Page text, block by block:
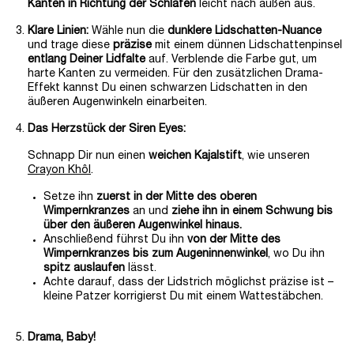
Kanten in Richtung der Schläfen leicht nach außen aus.
Klare Linien: Wähle nun die dunklere Lidschatten-Nuance
und trage diese präzise mit einem dünnen Lidschattenpinsel
entlang Deiner Lidfalteauf. Verblende die Farbe gut, um
harte Kanten zu vermeiden. Für den zusätzlichen Drama-
Effekt kannst Du einen schwarzen Lidschatten in den
äußeren Augenwinkeln einarbeiten.
Das Herzstück der Siren Eyes:
Schnapp Dir nun einen weichen Kajalstift, wie unseren
Crayon Khôl .
Setze ihn zuerst in der Mitte des oberen
Wimpernkranzes an und ziehe ihn in einem Schwung bis
über den äußeren Augenwinkel hinaus.
Anschließend führst Du ihn von der Mitte des
Wimpernkranzes bis zum Augeninnenwinkel , wo Du ihn
spitz auslaufen lässt.
Achte darauf, dass der Lidstrich möglichst präzise ist –
kleine Patzer korrigierst Du mit einem Wattestäbchen.
Drama, Baby!